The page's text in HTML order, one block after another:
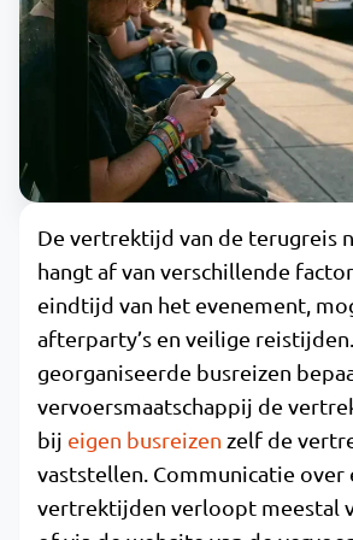
De vertrektijd van de terugreis
hangt af van verschillende
eindtijd van het evenement,
afterparty’s en veilige
georganiseerde busreizen
vervoersmaatschappij de
bij eigen busreizen zelf de
vaststellen. Communicatie over
vertrektijden verloopt meestal